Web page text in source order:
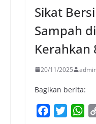
Sikat
Sampah
Kerahkan
20/11/2025
Bagikan berita:
W